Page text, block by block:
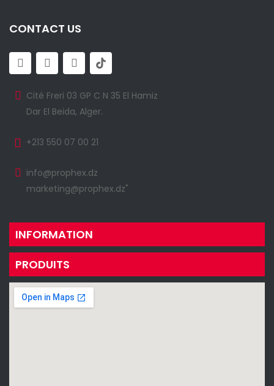
CONTACT US
Cité Freri 03 GP C N 35 El Hamiz
Dar El Beida, Alger.
+213 550 07 00 21
info@prophex.dz
marketing@prophex.dz"
INFORMATION
PRODUITS